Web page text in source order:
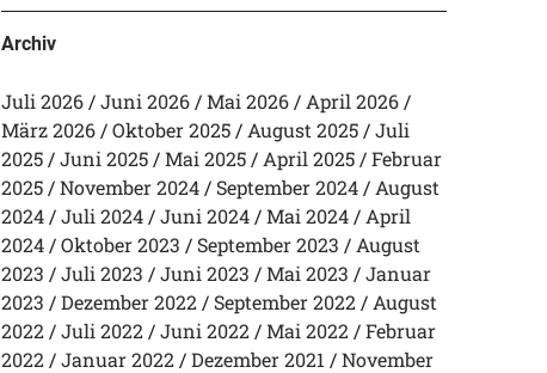
Archiv
Juli 2026 Juni 2026 Mai 2026
April 2026
März 2026
Oktober 2025 August 2025
Juli
2025
Juni 2025 Mai 2025 April 2025
Februar
2025
November 2024 September 2024
August
2024
Juli 2024 Juni 2024 Mai 2024
April
2024
Oktober 2023 September 2023
August
2023
Juli 2023 Juni 2023 Mai 2023
Januar
2023
Dezember 2022 September 2022
August
2022
Juli 2022 Juni 2022 Mai 2022
Februar
2022
Januar 2022 Dezember 2021
November